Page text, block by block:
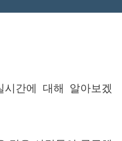
시간에 대해 알아보겠